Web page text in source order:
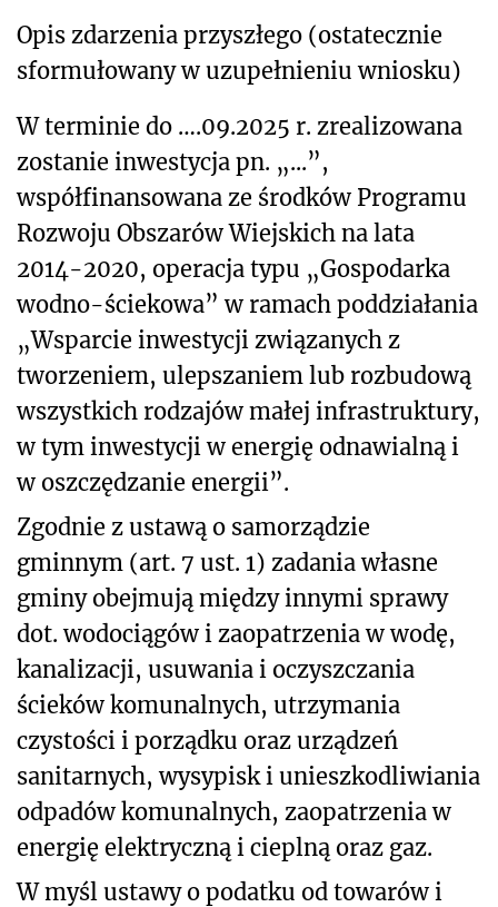
Opis zdarzenia przyszłego (ostatecznie
sformułowany w uzupełnieniu wniosku)
W terminie do ….09.2025 r. zrealizowana
zostanie inwestycja pn. „...”,
współfinansowana ze środków Programu
Rozwoju Obszarów Wiejskich na lata
2014-2020, operacja typu „Gospodarka
wodno-ściekowa” w ramach poddziałania
„Wsparcie inwestycji związanych z
tworzeniem, ulepszaniem lub rozbudową
wszystkich rodzajów małej infrastruktury,
w tym inwestycji w energię odnawialną i
w oszczędzanie energii”.
Zgodnie z ustawą o samorządzie
gminnym (art. 7 ust. 1) zadania własne
gminy obejmują między innymi sprawy
dot. wodociągów i zaopatrzenia w wodę,
kanalizacji, usuwania i oczyszczania
ścieków komunalnych, utrzymania
czystości i porządku oraz urządzeń
sanitarnych, wysypisk i unieszkodliwiania
odpadów komunalnych, zaopatrzenia w
energię elektryczną i cieplną oraz gaz.
W myśl ustawy o podatku od towarów i